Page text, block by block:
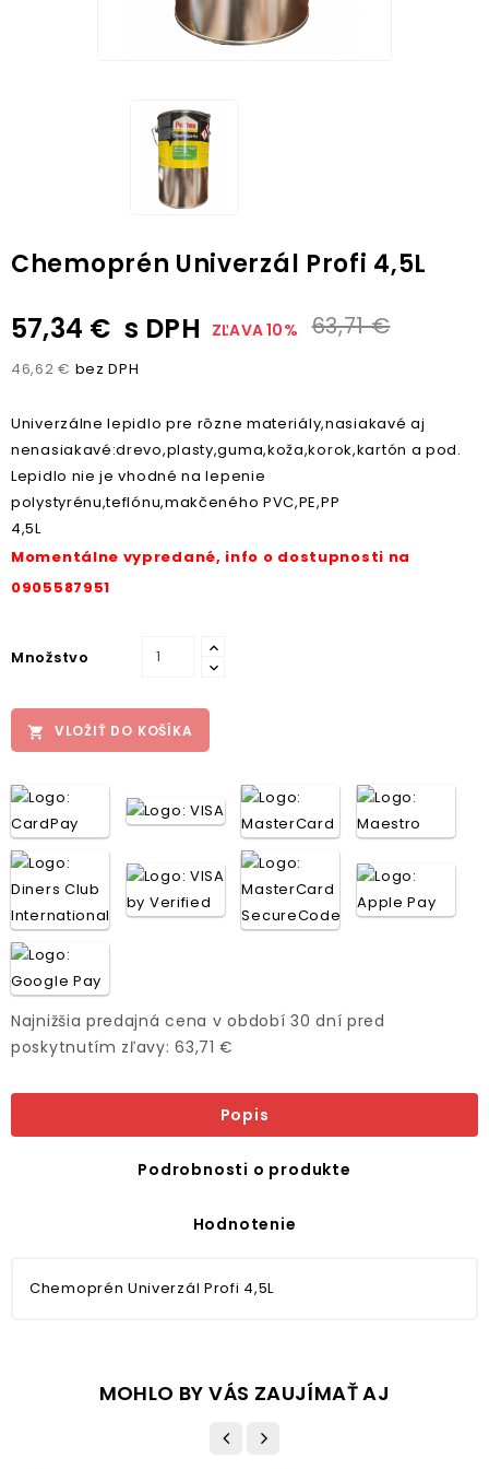
Chemoprén Univerzál Profi 4,5L
57,34 € s DPH ZĽAVA 10% 63,71 €
46,62 € bez DPH
Univerzálne lepidlo pre rôzne materiály,nasiakavé aj
nenasiakavé:drevo,plasty,guma,koža,korok,kartón a pod.
Lepidlo nie je vhodné na lepenie
polystyrénu,teflónu,makčeného PVC,PE,PP
4,5L
Momentálne vypredané, info o dostupnosti na
0905587951
Množstvo
 VLOŽIŤ DO KOŠÍKA
Najnižšia predajná cena v období 30 dní pred
poskytnutím zľavy: 63,71 €
Popis
Podrobnosti o produkte
Hodnotenie
Chemoprén Univerzál Profi 4,5L
MOHLO BY VÁS ZAUJÍMAŤ AJ